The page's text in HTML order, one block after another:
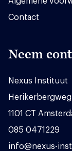
Contact
Neem
Nexus Instituut
1101 CT
085 0471229
info@nexus-